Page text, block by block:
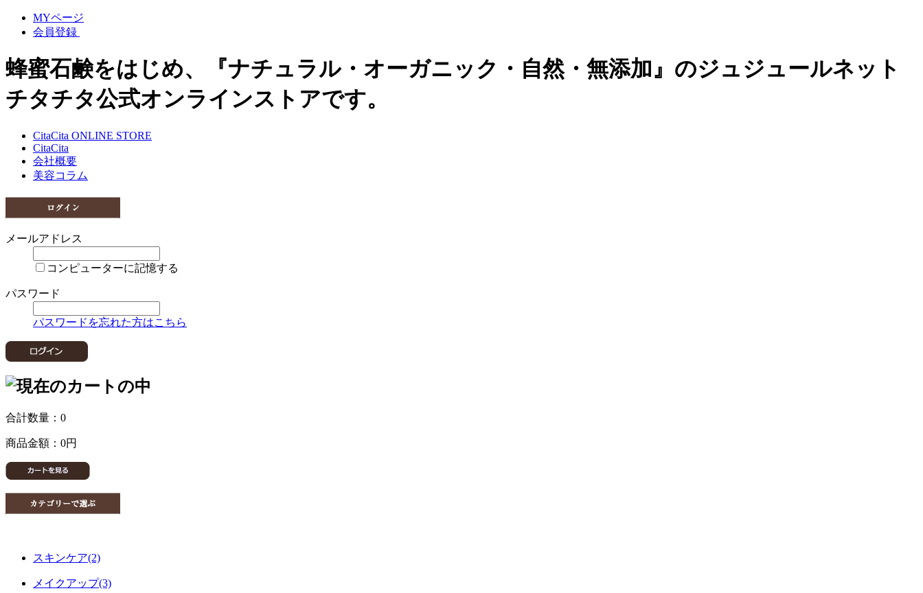
MYページ
会員登録
蜂蜜石鹸をはじめ、『ナチュラル・オーガニック・自然・無添加』のジュジュールネット
チタチタ公式オンラインストアです。
CitaCita ONLINE STORE
CitaCita
会社概要
美容コラム
メールアドレス
コンピューターに記憶する
パスワード
パスワードを忘れた方はこちら
合計数量： 0
商品金額： 0円
スキンケア(2)
メイクアップ(3)